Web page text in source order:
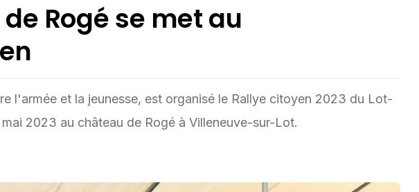
Rogé se met au
l'armée et la jeunesse, est organisé le Rallye citoyen 2023 du Lot-
2023 au château de Rogé à Villeneuve-sur-Lot.